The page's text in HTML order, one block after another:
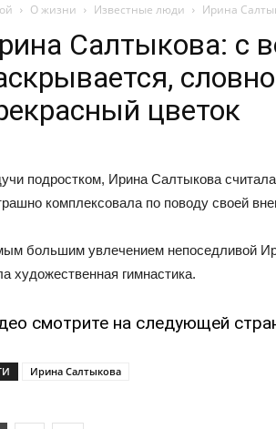
О жизни Известные люди Ирина
Салтыкова: с
словно
цветок
подростком, Ирина Салтыкова
комплексовала по поводу своей
большим увлечением непоседливой
художественная гимнастика.
смотрите на следующей
Ирина Салтыкова